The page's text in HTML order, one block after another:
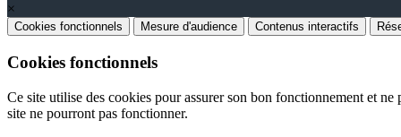
×
Cookies fonctionnels Mesure d'audience Contenus interactifs
Cookies fonctionnels
Ce site utilise des cookies pour assurer son bon fonctionnement et
site ne pourront pas fonctionner.